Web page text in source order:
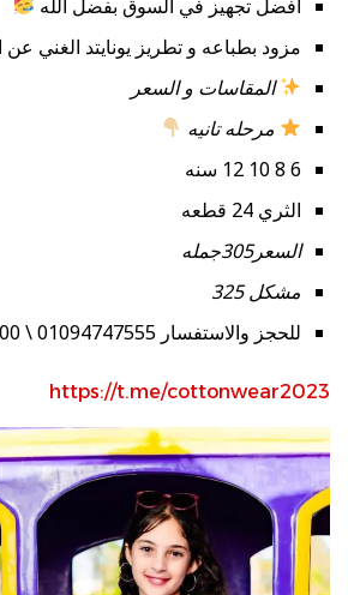
افضل تجهيز في السوق بفضل الله
مزود بطباعه و تطريز يونايتد الغني عن
المقاسات و السعر
مرحله تانيه
6 8 10 12 سنه
الثري 24 قطعه
السعر305جمله
مشكل 325
للحجز والاستفسار 01094747555 \ 01149936000
https://t.me/cottonwear2023